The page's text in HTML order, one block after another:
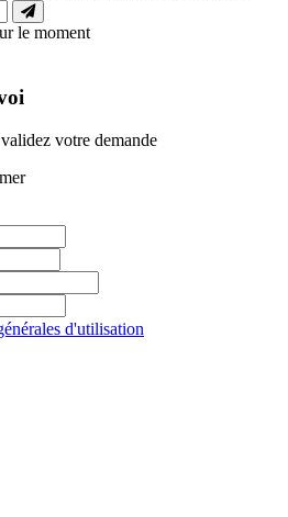
le moment
votre demande
d'utilisation